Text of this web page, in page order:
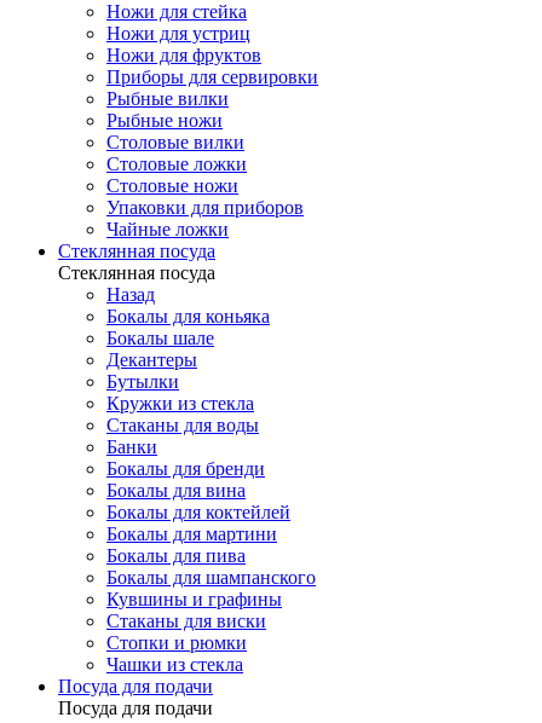
Ножи для стейка
Ножи для устриц
Ножи для фруктов
Приборы для сервировки
Рыбные вилки
Рыбные ножи
Столовые вилки
Столовые ложки
Столовые ножи
Упаковки для приборов
Чайные ложки
Стеклянная посуда
Стеклянная посуда
Назад
Бокалы для коньяка
Бокалы шале
Декантеры
Бутылки
Кружки из стекла
Стаканы для воды
Банки
Бокалы для бренди
Бокалы для вина
Бокалы для коктейлей
Бокалы для мартини
Бокалы для пива
Бокалы для шампанского
Кувшины и графины
Стаканы для виски
Стопки и рюмки
Чашки из стекла
Посуда для подачи
Посуда для подачи